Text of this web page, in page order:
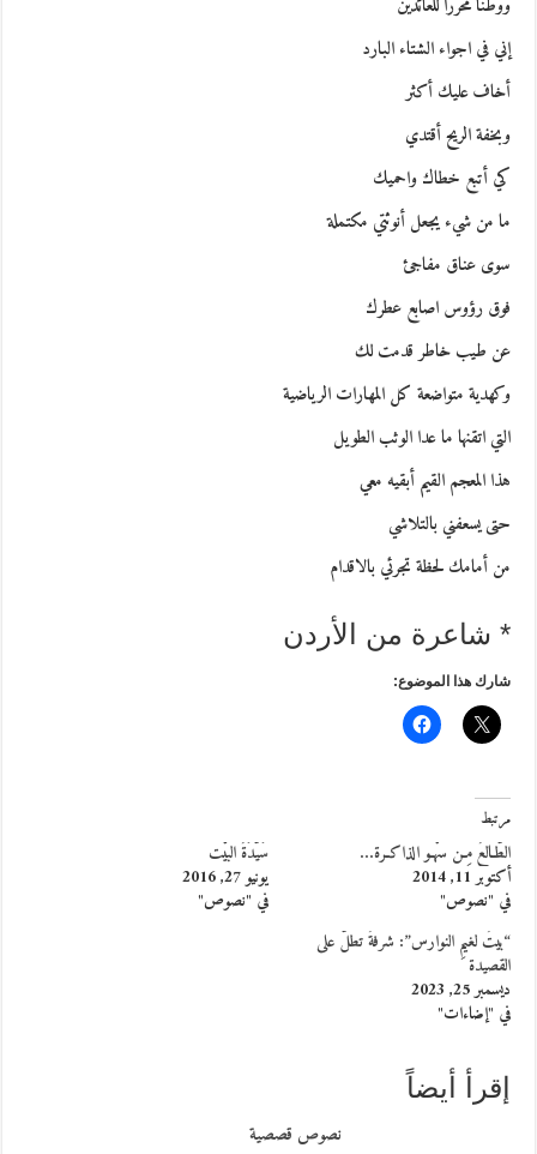
ووطناً محررا للعائدين
إني في اجواء الشتاء البارد
أخاف عليك أكثر
وبخفة الريح أقتدي
كي أتبع خطاك واحميك
ما من شيء يجعل أنوثتي مكتملة
سوى عناق مفاجئ
فوق رؤوس اصابع عطرك
عن طيب خاطر قدمت لك
وكهدية متواضعة كل المهارات الرياضية
التي اتقنها ما عدا الوثب الطويل
هذا المعجم القيم أبقيه معي
حتى يسعفني بالتلاشي
من أمامك لحظة تجرئي بالاقدام
* شاعرة من الأردن
شارك هذا الموضوع:
مرتبط
الطّـالعُ مِـن سهْـو الذاكـرة…
أكتوبر 11, 2014
في "نصوص"
سَيّدَةُ البَيْت
يونيو 27, 2016
في "نصوص"
“بيتٌ لغيمِ النوارس”: شرفةٌ تطلُّ على
القصيدة
ديسمبر 25, 2023
في "إضاءات"
إقرأ أيضاً
نصوص قصصية